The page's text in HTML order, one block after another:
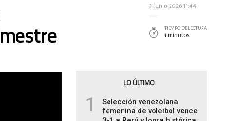
3-Junio-2026 11:44
TIEMPO DE LECTURA
1 minutos
LO ÚLTIMO
1
Selección venezolana
femenina de voleibol vence